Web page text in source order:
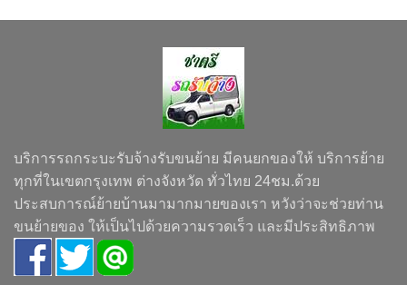
บริการรถกระบะรับจ้างรับขนย้าย มีคนยกของให้ บริการย้าย
ทุกที่ในเขตกรุงเทพ ต่างจังหวัด ทั่วไทย 24ชม.ด้วย
ประสบการณ์ย้ายบ้านมามากมายของเรา หวังว่าจะช่วยท่าน
ขนย้ายของ ให้เป็นไปด้วยความรวดเร็ว และมีประสิทธิภาพ